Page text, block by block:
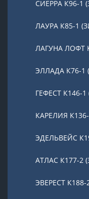
СИЕРРА К96-
ЛАУРА К85-1
ЛАГУНА ЛОФТ
ЭЛЛАДА К76-
ГЕФЕСТ
КАРЕЛИЯ
ЭДЕЛЬВЕЙС
АТЛАС К177-
ЭВЕРЕСТ